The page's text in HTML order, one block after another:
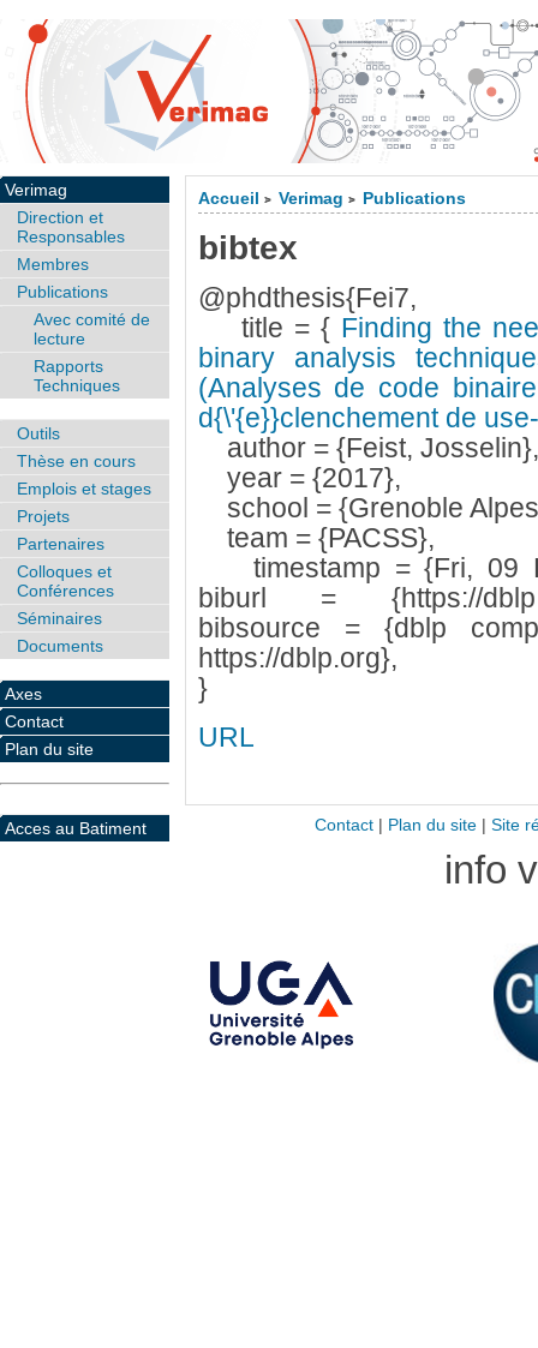
Accueil > Verimag > Publications
bibtex
@phdthesis{Fei7,
title = { Finding the
binary analysis
(Analyses de code
d{\'{e}}clenchement de
author = {Feist, Josselin},
year = {2017},
school = {Grenoble
team = {PACSS},
timestamp = {Fri, 09
biburl = {https://
bibsource = {dblp
https://dblp.org},
}
URL
Verimag
Direction et
Responsables
Membres
Publications
Avec comité de
lecture
Rapports
Techniques
Outils
Thèse en cours
Emplois et stages
Projets
Partenaires
Colloques et
Conférences
Séminaires
Documents
Axes
Contact
Plan du site
Acces au Batiment Contact| Plan du site| Site
info